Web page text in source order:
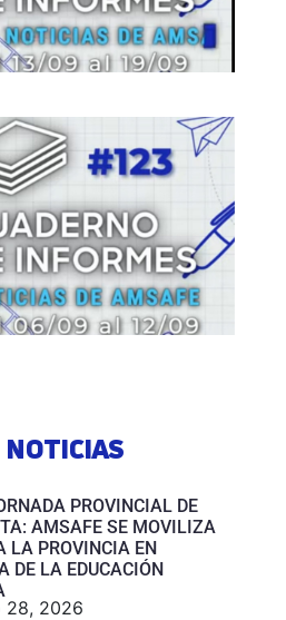
PROVINCIAL DE
AMSAFE SE MOVILIZA
LA PROVINCIA EN
DE LA EDUCACIÓN
28, 2026